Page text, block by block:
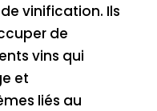
vinification. Ils
de
vins qui
et
liés au